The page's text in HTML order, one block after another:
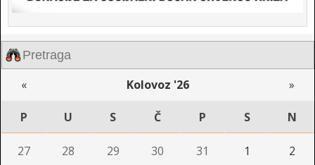
« Kolovoz '26 »
P U S Č P S N
27 28 29 30 31 1 2